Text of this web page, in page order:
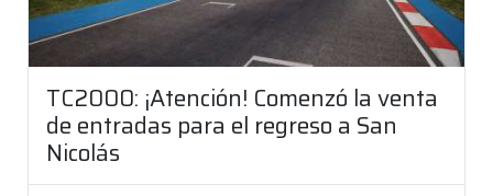
TC2000: ¡Atención! Comenzó la venta
de entradas para el regreso a San
Nicolás